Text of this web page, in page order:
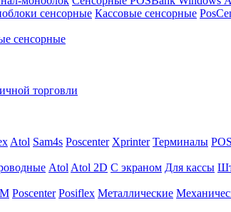
сенсорные Кассовые сенсорные
сенсорные
торговли
Atol Sam4s Poscenter Xprinter Терминалы
Atol Atol 2D С экраном Для кассы
М Poscenter Posiflex Металлические